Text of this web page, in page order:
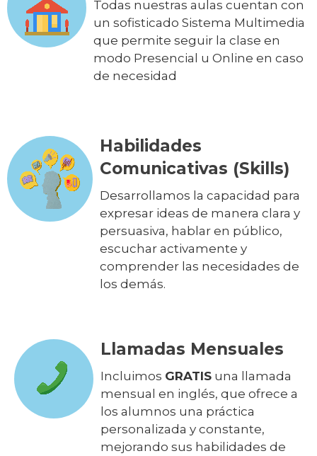
Todas nuestras aulas cuentan con
un sofisticado Sistema Multimedia
que permite seguir la clase en
modo Presencial u Online en caso
de necesidad
Habilidades
Comunicativas (Skills)
Desarrollamos la capacidad para
expresar ideas de manera clara y
persuasiva, hablar en público,
escuchar activamente y
comprender las necesidades de
los demás.
Llamadas Mensuales
Incluimos GRATIS una llamada
mensual en inglés, que ofrece a
los alumnos una práctica
personalizada y constante,
mejorando sus habilidades de